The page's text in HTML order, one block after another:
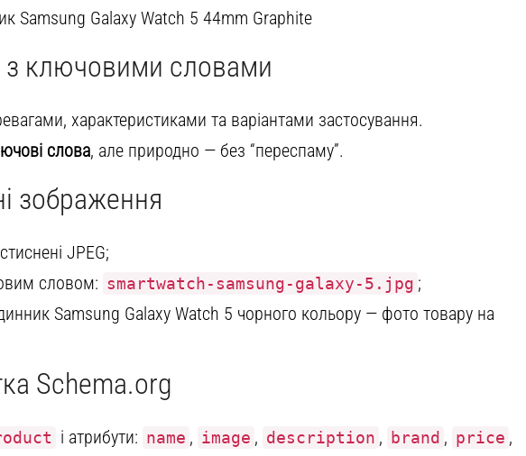
Samsung Galaxy Watch 5 44mm Graphite
з ключовими словами
характеристиками та варіантами застосування.
слова, але природно — без “переспаму”.
зображення
JPEG;
словом: smartwatch-samsung-galaxy-5.jpg ;
Samsung Galaxy Watch 5 чорного кольору — фото товару на
Schema.org
і атрибути: name , image , description , brand , price ,